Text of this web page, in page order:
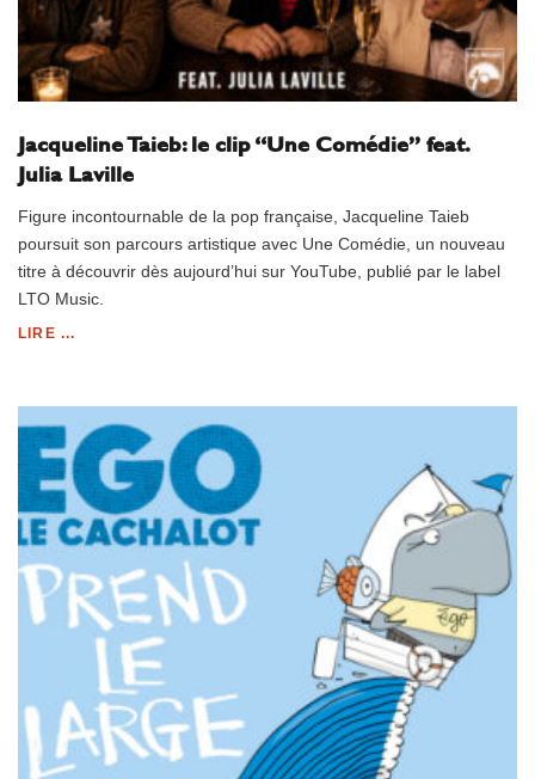
Jacqueline Taieb: le clip “Une Comédie” feat.
Julia Laville
Figure incontournable de la pop française, Jacqueline Taieb
poursuit son parcours artistique avec Une Comédie, un nouveau
titre à découvrir dès aujourd’hui sur YouTube, publié par le label
LTO Music.
LIRE ...